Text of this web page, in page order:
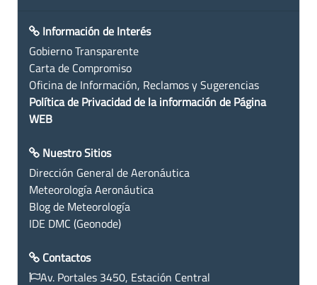
Información de Interés
Gobierno Transparente
Carta de Compromiso
Oficina de Información, Reclamos y Sugerencias
Política de Privacidad de la información de Página
WEB
Nuestro Sitios
Dirección General de Aeronáutica
Meteorología Aeronáutica
Blog de Meteorología
IDE DMC (Geonode)
Contactos
Av. Portales 3450, Estación Central